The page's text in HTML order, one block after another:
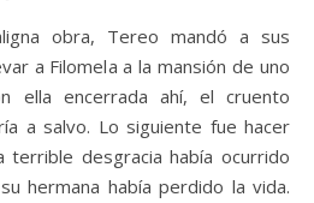
obra, Tereo mandó a sus
a Filomela a la mansión de uno
ella encerrada ahí, el cruento
a salvo. Lo siguiente fue hacer
terrible desgracia había ocurrido
hermana había perdido la vida.